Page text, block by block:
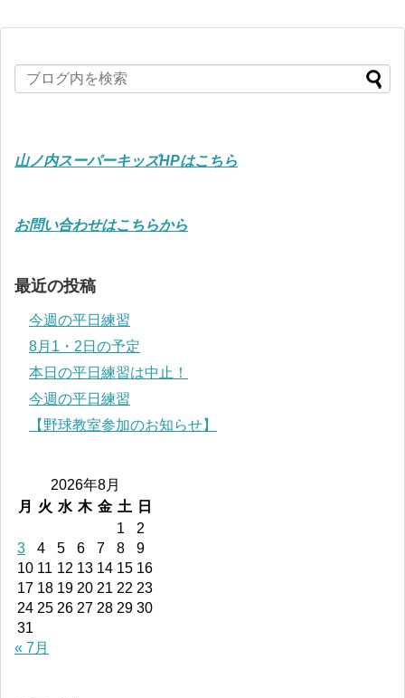
山ノ内スーパーキッズHPはこちら
お問い合わせはこちらから
最近の投稿
今週の平日練習
8月1・2日の予定
本日の平日練習は中止！
今週の平日練習
【野球教室参加のお知らせ】
2026年8月
月
火 水 木 金 土
日
1
2
3
4 5 6 7 8
9
10 11 12 13 14 15 16
17 18 19 20 21 22 23
24 25 26 27 28 29 30
31
« 7月